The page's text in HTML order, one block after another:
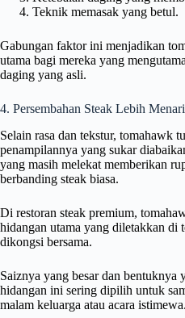
Teknik memasak yang betul.
Gabungan faktor ini menjadikan
utama bagi mereka yang
daging yang asli.
4. Persembahan Steak Lebih
Selain rasa dan tekstur, tomahawk
penampilannya yang sukar
yang masih melekat memberikan
berbanding steak biasa.
Di restoran steak premium,
hidangan utama yang diletakkan di
dikongsi bersama.
Saiznya yang besar dan bentuknya
hidangan ini sering dipilih untuk
malam keluarga atau acara istimewa.